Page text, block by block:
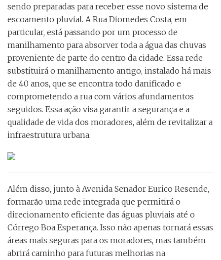
sendo preparadas para receber esse novo sistema de
escoamento pluvial. A Rua Diomedes Costa, em
particular, está passando por um processo de
manilhamento para absorver toda a água das chuvas
proveniente de parte do centro da cidade. Essa rede
substituirá o manilhamento antigo, instalado há mais
de 40 anos, que se encontra todo danificado e
comprometendo a rua com vários afundamentos
seguidos. Essa ação visa garantir a segurança e a
qualidade de vida dos moradores, além de revitalizar a
infraestrutura urbana.
Além disso, junto à Avenida Senador Eurico Resende,
formarão uma rede integrada que permitirá o
direcionamento eficiente das águas pluviais até o
Córrego Boa Esperança. Isso não apenas tornará essas
áreas mais seguras para os moradores, mas também
abrirá caminho para futuras melhorias na